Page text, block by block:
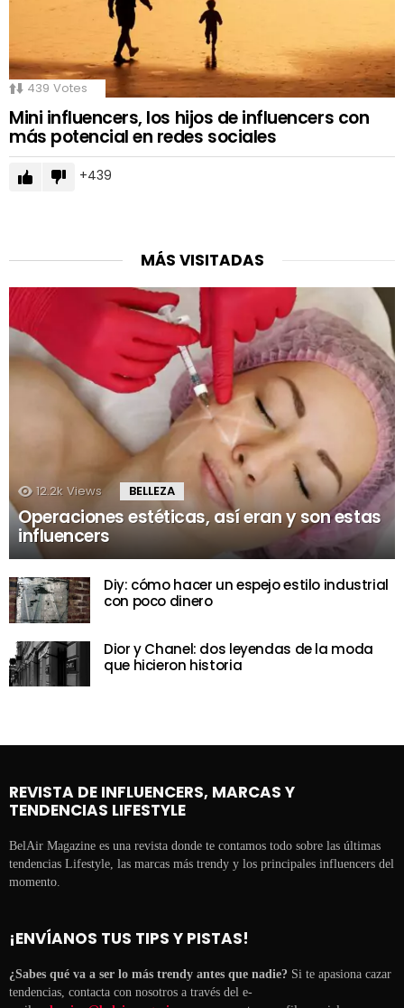
439 Votes
Mini influencers, los hijos de influencers con
más potencial en redes sociales
439
MÁS VISITADAS
12.2k Views BELLEZA
Operaciones estéticas, así eran y son estas
influencers
Diy: cómo hacer un espejo estilo industrial
con poco dinero
Dior y Chanel: dos leyendas de la moda
que hicieron historia
REVISTA DE INFLUENCERS, MARCAS Y
TENDENCIAS LIFESTYLE
BelAir Magazine es una revista donde te contamos todo sobre las últimas
tendencias Lifestyle, las marcas más trendy y los principales influencers del
momento.
¡ENVÍANOS TUS TIPS Y PISTAS!
¿Sabes qué va a ser lo más trendy antes que nadie? Si te apasiona cazar
tendencias, contacta con nosotros a través del e-